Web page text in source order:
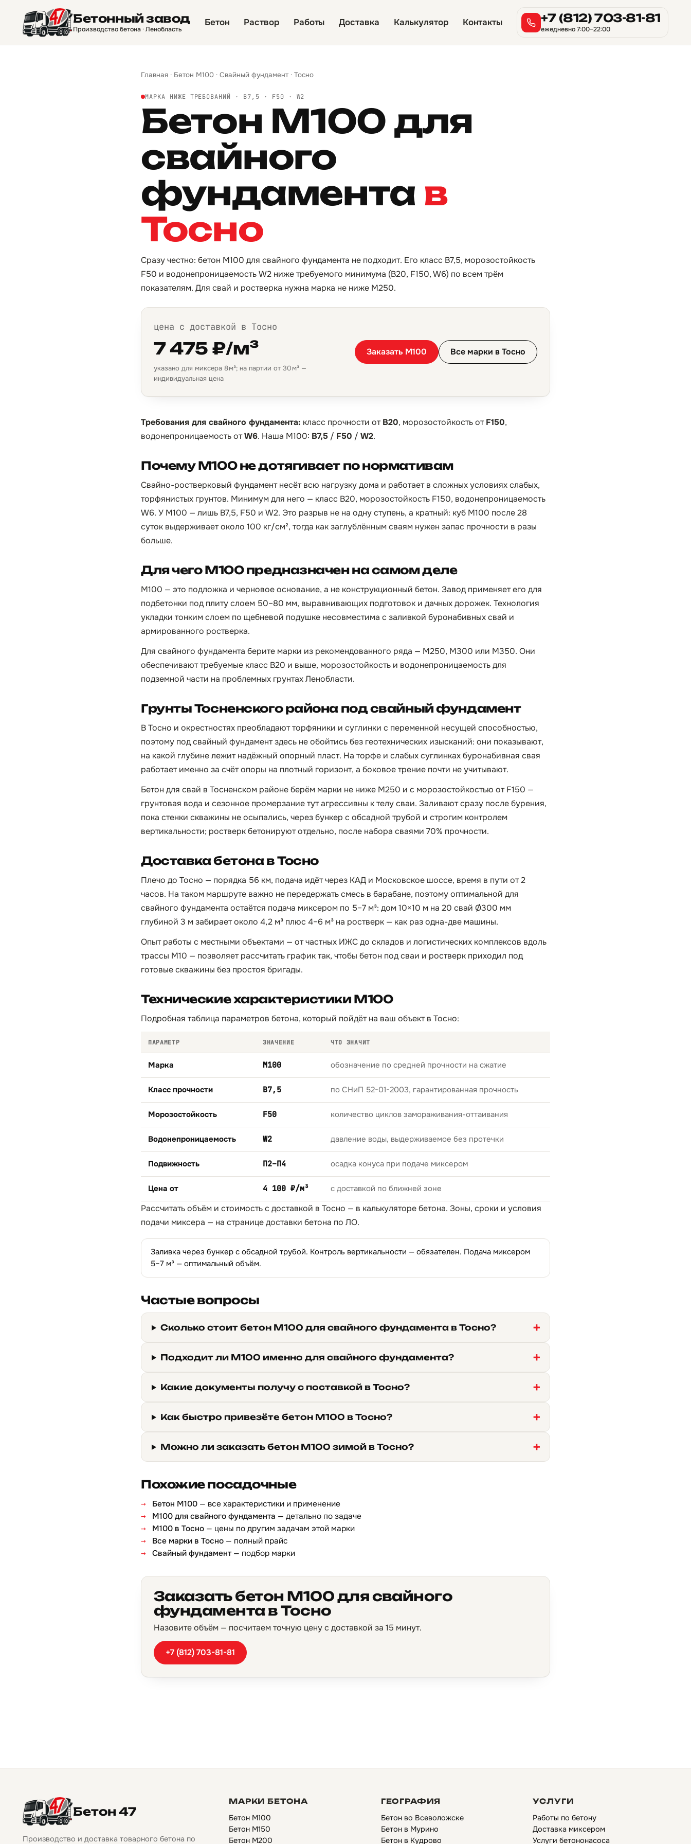
Бетонный завод
Производство бетона · Ленобласть
Бетон Раствор Работы Доставка Калькулятор Контакты +7 (812) 703-81-81
ежедневно 7:00–22:00
Главная · Бетон М100 · Свайный фундамент · Тосно
МАРКА НИЖЕ ТРЕБОВАНИЙ · B7,5 · F50 · W2
Бетон М100 для
свайного
фундамента в
Тосно
Сразу честно: бетон М100 для свайного фундамента не подходит. Его класс B7,5, морозостойкость
F50 и водонепроницаемость W2 ниже требуемого минимума (B20, F150, W6) по всем трём
показателям. Для свай и ростверка нужна марка не ниже М250.
цена с доставкой в Тосно
7 475 ₽/м³
указано для миксера 8 м³; на партии от 30 м³ —
индивидуальная цена
Заказать М100 Все марки в Тосно
Требования для свайного фундамента: класс прочности отB20, морозостойкость отF150,
водонепроницаемость отW6. Наша М100: B7,5 / F50 / W2.
Почему М100 не дотягивает по нормативам
Свайно-ростверковый фундамент несёт всю нагрузку дома и работает в сложных условиях слабых,
торфянистых грунтов. Минимум для него — класс B20, морозостойкость F150, водонепроницаемость
W6. У М100 — лишь B7,5, F50 и W2. Это разрыв не на одну ступень, а кратный: куб М100 после 28
суток выдерживает около 100 кг/см², тогда как заглублённым сваям нужен запас прочности в разы
больше.
Для чего М100 предназначен на самом деле
М100 — это подложка и черновое основание, а не конструкционный бетон. Завод применяет его для
подбетонки под плиту слоем 50–80 мм, выравнивающих подготовок и дачных дорожек. Технология
укладки тонким слоем по щебневой подушке несовместима с заливкой буронабивных свай и
армированного ростверка.
Для свайного фундамента берите марки из рекомендованного ряда — М250, М300 или М350. Они
обеспечивают требуемые класс B20 и выше, морозостойкость и водонепроницаемость для
подземной части на проблемных грунтах Ленобласти.
Грунты Тосненского района под свайный фундамент
В Тосно и окрестностях преобладают торфяники и суглинки с переменной несущей способностью,
поэтому под свайный фундамент здесь не обойтись без геотехнических изысканий: они показывают,
на какой глубине лежит надёжный опорный пласт. На торфе и слабых суглинках буронабивная свая
работает именно за счёт опоры на плотный горизонт, а боковое трение почти не учитывают.
Бетон для свай в Тосненском районе берём марки не ниже М250 и с морозостойкостью от F150 —
грунтовая вода и сезонное промерзание тут агрессивны к телу сваи. Заливают сразу после бурения,
пока стенки скважины не осыпались, через бункер с обсадной трубой и строгим контролем
вертикальности; ростверк бетонируют отдельно, после набора сваями 70% прочности.
Доставка бетона в Тосно
Плечо до Тосно — порядка 56 км, подача идёт через КАД и Московское шоссе, время в пути от 2
часов. На таком маршруте важно не передержать смесь в барабане, поэтому оптимальной для
свайного фундамента остаётся подача миксером по 5–7 м³: дом 10×10 м на 20 свай Ø300 мм
глубиной 3 м забирает около 4,2 м³ плюс 4–6 м³ на ростверк — как раз одна-две машины.
Опыт работы с местными объектами — от частных ИЖС до складов и логистических комплексов вдоль
трассы М10 — позволяет рассчитать график так, чтобы бетон под сваи и ростверк приходил под
готовые скважины без простоя бригады.
Технические характеристики М100
Подробная таблица параметров бетона, который пойдёт на ваш объект в Тосно:
ПАРАМЕТР ЗНАЧЕНИЕ ЧТО ЗНАЧИТ
Марка М100 обозначение по средней прочности на сжатие
Класс прочности B7,5 по СНиП 52-01-2003, гарантированная прочность
Морозостойкость F50 количество циклов замораживания-оттаивания
Водонепроницаемость W2 давление воды, выдерживаемое без протечки
Подвижность П2–П4 осадка конуса при подаче миксером
Цена от 4 100 ₽/м³ с доставкой по ближней зоне
Рассчитать объём и стоимость с доставкой в Тосно — в калькуляторе бетона. Зоны, сроки и условия
подачи миксера — на страницедоставки бетона по ЛО.
Заливка через бункер с обсадной трубой. Контроль вертикальности — обязателен. Подача миксером
5–7 м³ — оптимальный объём.
Частые вопросы
Сколько стоит бетон М100 для свайного фундамента в Тосно?
Подходит ли М100 именно для свайного фундамента?
Какие документы получу с поставкой в Тосно?
Как быстро привезёте бетон М100 в Тосно?
Можно ли заказать бетон М100 зимой в Тосно?
Похожие посадочные
Бетон М100 — все характеристики и применение
М100 для свайного фундамента — детально по задаче
М100 в Тосно — цены по другим задачам этой марки
Все марки в Тосно — полный прайс
Свайный фундамент— подбор марки
Заказать бетон М100 для свайного
фундамента в Тосно
Назовите объём — посчитаем точную цену с доставкой за 15 минут.
+7 (812) 703-81-81
Бетон 47
Производство и доставка товарного бетона по
МАРКИ БЕТОНА
Бетон М100
Бетон М150
Бетон М200
ГЕОГРАФИЯ
Бетон во Всеволожске
Бетон в Мурино
Бетон в Кудрово
УСЛУГИ
Работы по бетону
Доставка миксером
Услуги бетононасоса